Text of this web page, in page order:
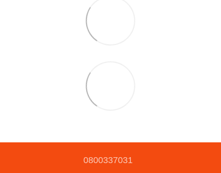
0800337031